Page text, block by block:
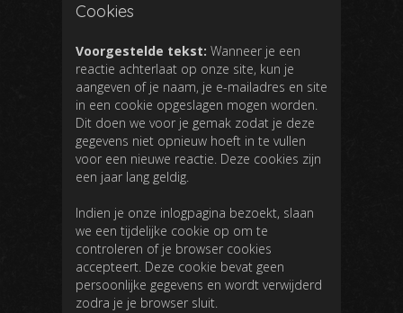
Cookies
Voorgestelde tekst: Wanneer je een
reactie achterlaat op onze site, kun je
aangeven of je naam, je e-mailadres en site
in een cookie opgeslagen mogen worden.
Dit doen we voor je gemak zodat je deze
gegevens niet opnieuw hoeft in te vullen
voor een nieuwe reactie. Deze cookies zijn
een jaar lang geldig.
Indien je onze inlogpagina bezoekt, slaan
we een tijdelijke cookie op om te
controleren of je browser cookies
accepteert. Deze cookie bevat geen
persoonlijke gegevens en wordt verwijderd
zodra je je browser sluit.